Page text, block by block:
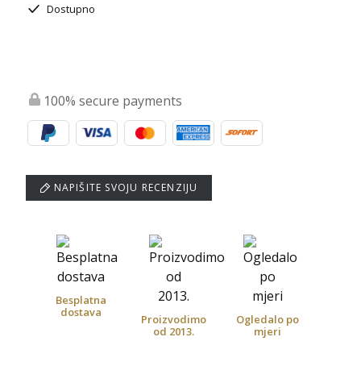
Dostupno
100% secure payments
NAPIŠITE SVOJU RECENZIJU
Besplatna
dostava
Proizvodimo
od 2013.
Ogledalo po
mjeri